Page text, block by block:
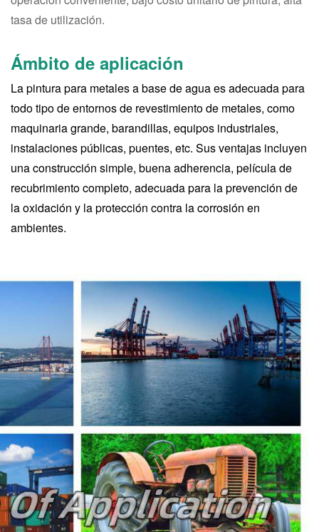
tasa de utilización.
Ámbito de aplicación
La pintura para metales a base de agua es adecuada para
todo tipo de entornos de revestimiento de metales, como
maquinaria grande, barandillas, equipos industriales,
instalaciones públicas, puentes, etc. Sus ventajas incluyen
una construcción simple, buena adherencia, película de
recubrimiento completo, adecuada para la prevención de
la oxidación y la protección contra la corrosión en
ambientes.